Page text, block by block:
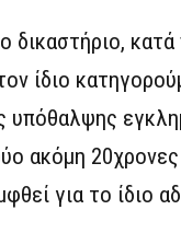
δικαστήριο,
ίδιο
υπόθαλψης
ακόμη 20χρονες
για το ίδιο